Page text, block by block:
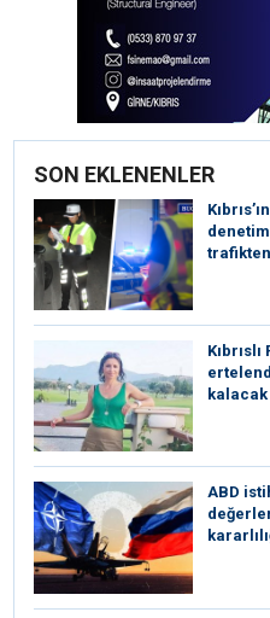
SON EKLENENLER
kalacak
ABD